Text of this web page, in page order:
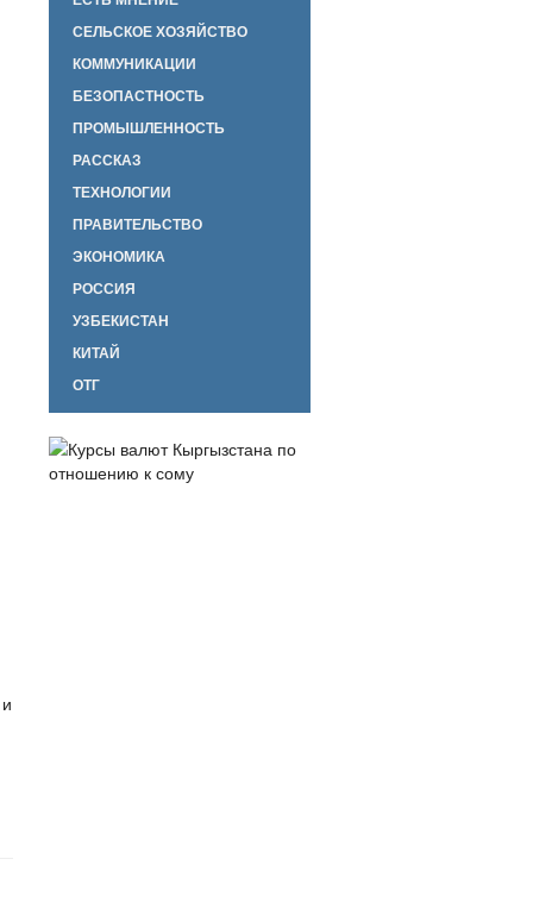
СЕЛЬСКОЕ ХОЗЯЙСТВО
КОММУНИКАЦИИ
БЕЗОПАСТНОСТЬ
ПРОМЫШЛЕННОСТЬ
РАССКАЗ
ТЕХНОЛОГИИ
ПРАВИТЕЛЬСТВО
ЭКОНОМИКА
РОССИЯ
УЗБЕКИСТАН
КИТАЙ
ОТГ